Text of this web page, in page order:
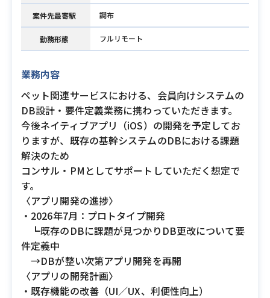
案件先最寄駅 調布
勤務形態 フルリモート
業務内容
ペット関連サービスにおける、会員向けシステムの
DB設計・要件定義業務に携わっていただきます。
今後ネイティブアプリ（iOS）の開発を予定してお
りますが、既存の基幹システムのDBにおける課題
解決のため
コンサル・PMとしてサポートしていただく想定で
す。
〈アプリ開発の進捗〉
・2026年7月：プロトタイプ開発
┗既存のDBに課題が見つかりDB更改について要
件定義中
→DBが整い次第アプリ開発を再開
〈アプリの開発計画〉
・既存機能の改善（UI／UX、利便性向上）